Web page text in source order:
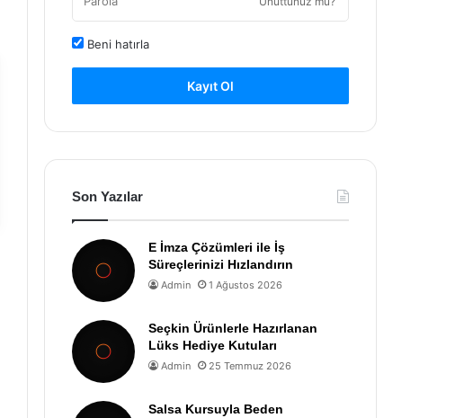
Beni hatırla
Kayıt Ol
Son Yazılar
E İmza Çözümleri ile İş
Süreçlerinizi Hızlandırın
Admin 1 Ağustos 2026
Seçkin Ürünlerle Hazırlanan
Lüks Hediye Kutuları
Admin 25 Temmuz 2026
Salsa Kursuyla Beden